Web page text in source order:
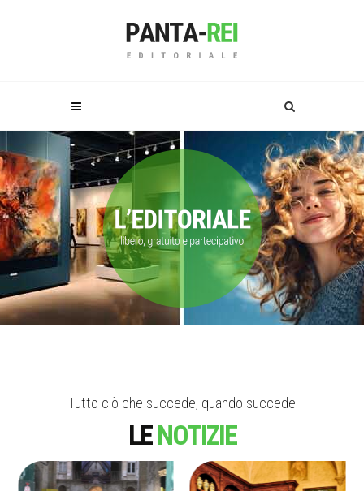
Tutto ciò che succede, quando succede
LENOTIZIE